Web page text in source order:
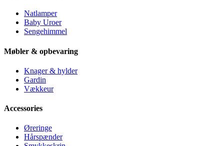
Natlamper
Baby Uroer
Sengehimmel
Møbler & opbevaring
Knager & hylder
Gardin
Vækkeur
Accessories
Øreringe
Hårspænder